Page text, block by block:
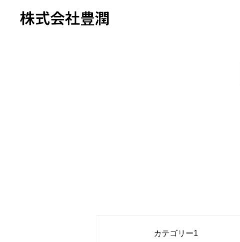
株式会社豊潤
カテゴリー1